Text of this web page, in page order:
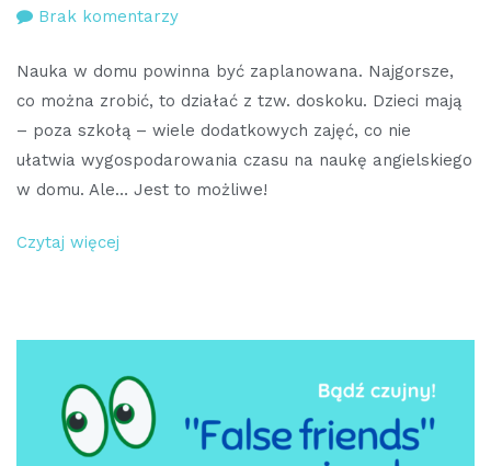
Brak komentarzydo
sprawić,
aby
nauka
angielskiego
dziecka
Nauka w domu powinna być zaplanowana. Najgorsze,
co można zrobić, to działać z tzw. doskoku. Dzieci mają
– poza szkołą – wiele dodatkowych zajęć, co nie
ułatwia wygospodarowania czasu na naukę angielskiego
w domu. Ale… Jest to możliwe!
Czytaj więcej